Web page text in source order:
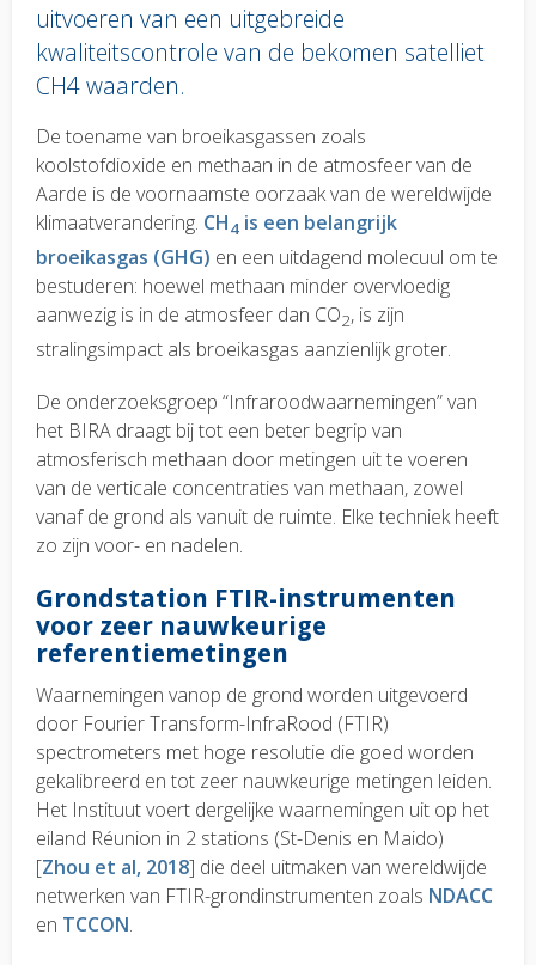
uitvoeren van een uitgebreide
kwaliteitscontrole van de bekomen satelliet
CH4 waarden.
Body
text
De toename van broeikasgassen zoals
koolstofdioxide en methaan in de atmosfeer van de
Aarde is de voornaamste oorzaak van de wereldwijde
klimaatverandering. CH4 is een belangrijk
broeikasgas (GHG) en een uitdagend molecuul om te
bestuderen: hoewel methaan minder overvloedig
aanwezig is in de atmosfeer dan CO2, is zijn
stralingsimpact als broeikasgas aanzienlijk groter.
De onderzoeksgroep “Infraroodwaarnemingen” van
het BIRA draagt bij tot een beter begrip van
atmosferisch methaan door metingen uit te voeren
van de verticale concentraties van methaan, zowel
vanaf de grond als vanuit de ruimte. Elke techniek heeft
zo zijn voor- en nadelen.
Grondstation FTIR-instrumenten
voor zeer nauwkeurige
referentiemetingen
Waarnemingen vanop de grond worden uitgevoerd
door Fourier Transform-InfraRood (FTIR)
spectrometers met hoge resolutie die goed worden
gekalibreerd en tot zeer nauwkeurige metingen leiden.
Het Instituut voert dergelijke waarnemingen uit op het
eiland Réunion in 2 stations (St-Denis en Maido)
[Zhou et al, 2018] die deel uitmaken van wereldwijde
netwerken van FTIR-grondinstrumenten zoals NDACC
en TCCON.